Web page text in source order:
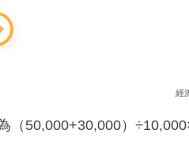
經
（50,000+30,000）